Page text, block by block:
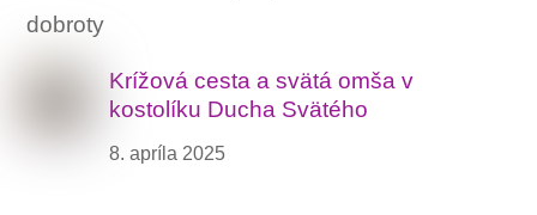
dobroty
Krížová cesta a svätá omša v
kostolíku Ducha Svätého
8. apríla 2025